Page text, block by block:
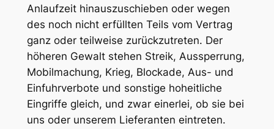
Anlaufzeit hinauszuschieben oder wegen
des noch nicht erfüllten Teils vom Vertrag
ganz oder teilweise zurückzutreten. Der
höheren Gewalt stehen Streik, Aussperrung,
Mobilmachung, Krieg, Blockade, Aus- und
Einfuhrverbote und sonstige hoheitliche
Eingriffe gleich, und zwar einerlei, ob sie bei
uns oder unserem Lieferanten eintreten.